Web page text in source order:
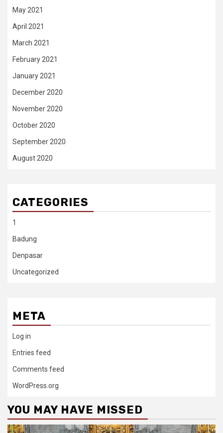
May 2021
April 2021
March 2021
February 2021
January 2021
December 2020
November 2020
October 2020
September 2020
August 2020
CATEGORIES
1
Badung
Denpasar
Uncategorized
META
Log in
Entries feed
Comments feed
WordPress.org
YOU MAY HAVE MISSED